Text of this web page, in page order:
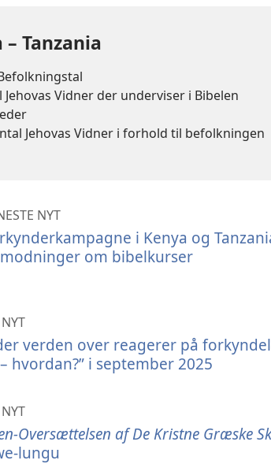
Tanzania
Jehovas Vidner der underviser i Bibelen
Jehovas Vidner i forhold til befolkningen
NYT
i Kenya og
om bibelkurser
verden over reagerer på
hvordan?” i september 2025
Oversættelsen af De Kristne Græske
lungu